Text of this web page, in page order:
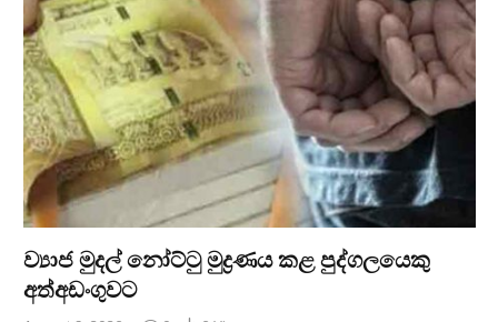
ව්‍යාජ මුදල් නෝට්ටු මුද්‍රණය කළ පුද්ගලයෙකු
අත්අඩංගුවට